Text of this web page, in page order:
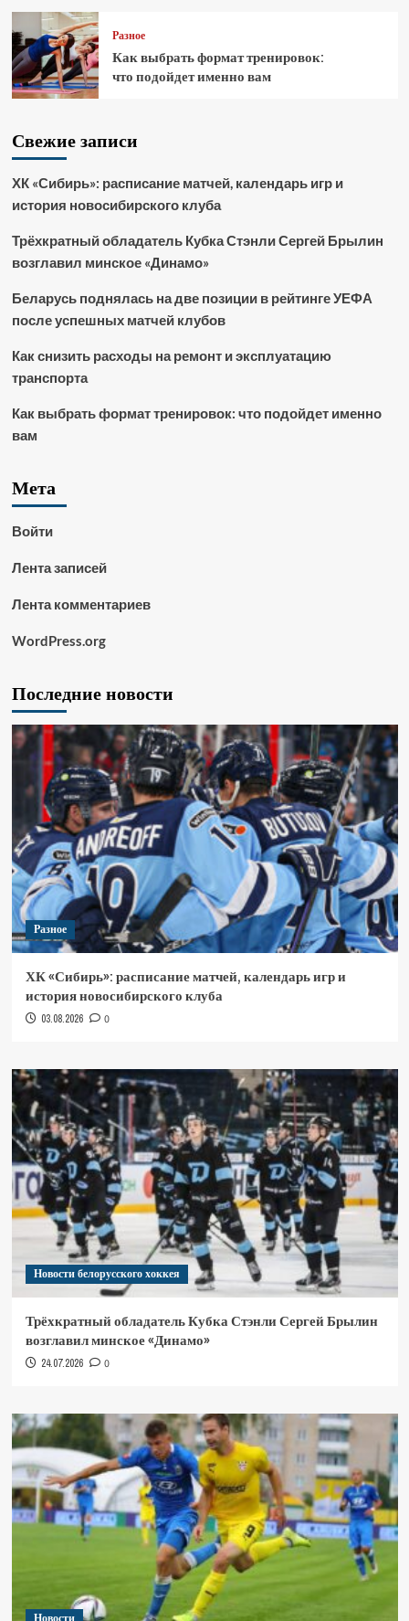
Разное
Как выбрать формат тренировок:
что подойдет именно вам
Свежие записи
ХК «Сибирь»: расписание матчей, календарь игр и
история новосибирского клуба
Трёхкратный обладатель Кубка Стэнли Сергей Брылин
возглавил минское «Динамо»
Беларусь поднялась на две позиции в рейтинге УЕФА
после успешных матчей клубов
Как снизить расходы на ремонт и эксплуатацию
транспорта
Как выбрать формат тренировок: что подойдет именно
вам
Мета
Войти
Лента записей
Лента комментариев
WordPress.org
Последние новости
Разное
ХК «Сибирь»: расписание матчей, календарь игр и
история новосибирского клуба
03.08.2026 0
Новости белорусского хоккея
Трёхкратный обладатель Кубка Стэнли Сергей Брылин
возглавил минское «Динамо»
24.07.2026 0